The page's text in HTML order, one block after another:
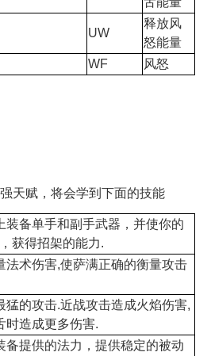
UW
释放风
怒能量
WF 风怒
赋，将会学到下面的技能
装备单手和副手武器，并使你的
获得招架的能力.
法术伤害,使萨满正确的衡量攻击
猛的攻击.近战攻击造成火焰伤害,
时造成更多伤害.
备提供的法力，提供稳定的被动